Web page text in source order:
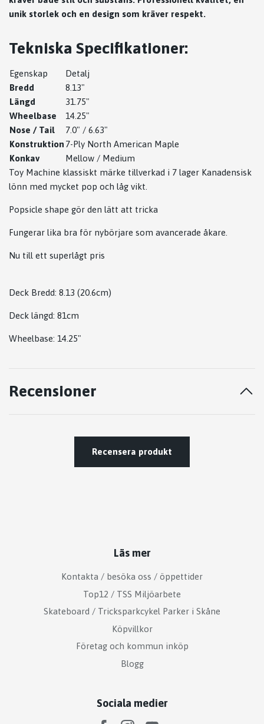
unik storlek och en design som kräver respekt.
Tekniska Specifikationer:
Egenskap
Detalj
Bredd
8.13"
Längd
31.75"
Wheelbase
14.25"
Nose / Tail
7.0" / 6.63"
Konstruktion 7-Ply North American Maple
Konkav
Mellow / Medium
Toy Machine klassiskt märke tillverkad i 7 lager Kanadensisk
lönn med mycket pop och låg vikt.
Popsicle shape gör den lätt att tricka
Fungerar lika bra för nybörjare som avancerade åkare.
Nu till ett superlågt pris
Deck Bredd: 8.13 (20.6cm)
Deck längd: 81cm
Wheelbase: 14.25"
Recensioner
Recensera produkt
Läs mer
Kontakta / besöka oss / öppettider
Top12 / TSS Miljöarbete
Skateboard / Tricksparkcykel Parker i Skåne
Köpvillkor
Företag och kommun inköp
Blogg
Sociala medier